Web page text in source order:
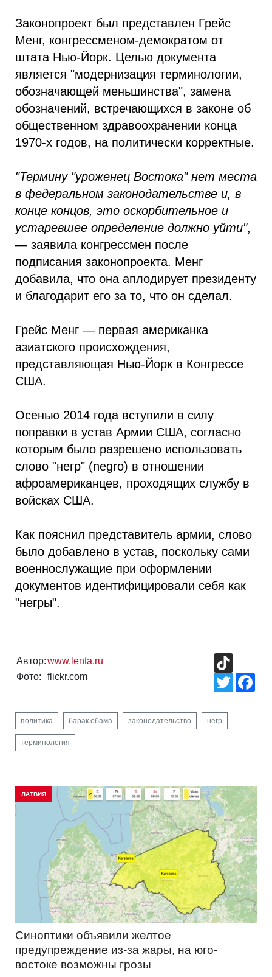
Законопроект был представлен Грейс
Менг, конгрессменом-демократом от
штата Нью-Йорк. Целью документа
является "модернизация терминологии,
обозначающей меньшинства", замена
обозначений, встречающихся в законе об
общественном здравоохранении конца
1970-х годов, на политически корректные.
"Термину "уроженец Востока" нет места
в федеральном законодательстве и, в
конце концов, это оскорбительное и
устаревшее определение должно уйти",
— заявила конгрессмен после
подписания законопроекта. Менг
добавила, что она аплодирует президенту
и благодарит его за то, что он сделал.
Грейс Менг — первая американка
азиатского происхождения,
представляющая Нью-Йорк в Конгрессе
США.
Осенью 2014 года вступили в силу
поправки в устав Армии США, согласно
которым было разрешено использовать
слово "негр" (negro) в отношении
афроамериканцев, проходящих службу в
войсках США.
Как пояснил представитель армии, слово
было добавлено в устав, поскольку сами
военнослужащие при оформлении
документов идентифицировали себя как
"негры".
Автор:www.lenta.ru
Фото:
flickr.com
Twitter
политика барак обама законодательство негр
терминология
ЛАТВИЯ
Синоптики объявили желтое
предупреждение из-за жары, на юго-
востоке возможны грозы